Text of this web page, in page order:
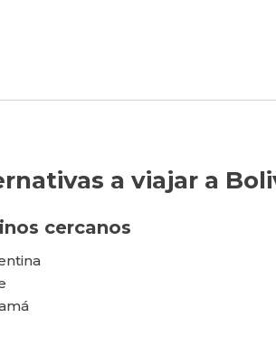
a viajar a
cercanos